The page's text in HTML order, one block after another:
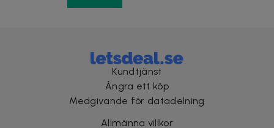
Kundtjänst
Ångra ett köp
Medgivande för datadelning
Allmänna villkor